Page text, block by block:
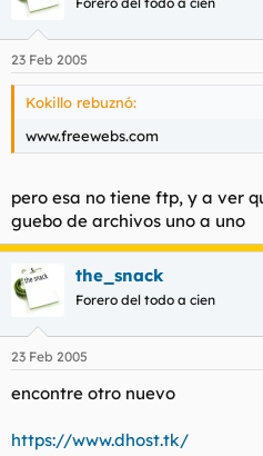
23 Feb 2005
Kokillo rebuznó:
www.freewebs.com
pero esa no tiene ftp, y a ver
guebo de archivos uno a uno
the_snack
Forero del todo a cien
23 Feb 2005
encontre otro nuevo
https://www.dhost.tk/